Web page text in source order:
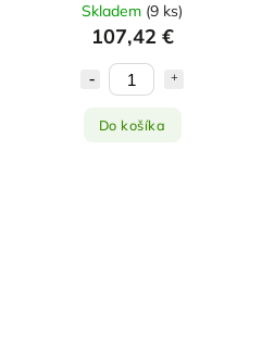
Skladem (9 ks)
107,42 €
Do košíka